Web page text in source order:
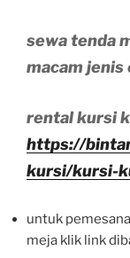
sewa tenda
macam jenis
rental kursi
https://
kursi/kursi-
untuk
meja klik link